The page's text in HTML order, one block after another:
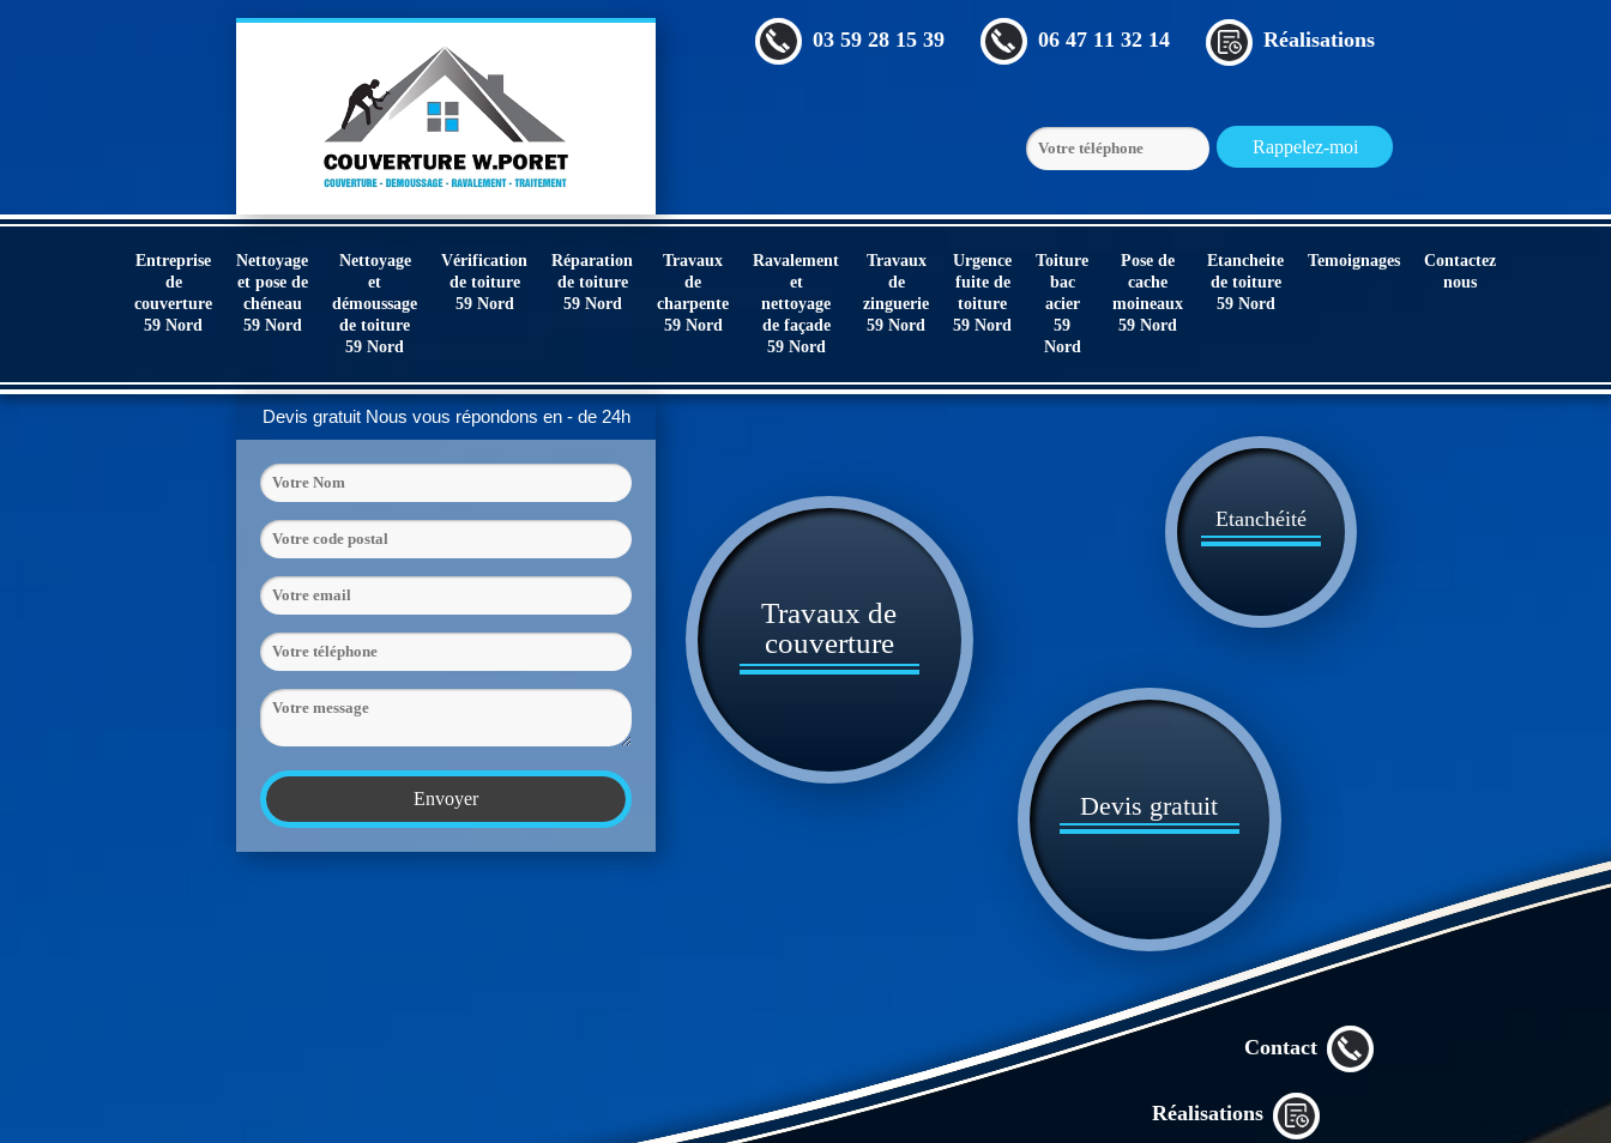
03 59 28 15 39 06 47 11 32 14 Réalisations
Entreprise
de
couverture
59 Nord
Nettoyage
et pose de
chéneau
59 Nord
Nettoyage
et
démoussage
de toiture
59 Nord
Vérification
de toiture
59 Nord
Réparation
de toiture
59 Nord
Travaux
de
charpente
59 Nord
Ravalement
et
nettoyage
de façade
59 Nord
Travaux
de
zinguerie
59 Nord
Urgence
fuite de
toiture
59 Nord
Toiture
bac
acier
59
Nord
Pose de
cache
moineaux
59 Nord
Etancheite
de toiture
59 Nord
Temoignages
Contactez
nous
Devis gratuit Nous vous répondons en - de 24h
Devis gratuit
Etanchéité
Travaux de
couverture
Contact
Réalisations